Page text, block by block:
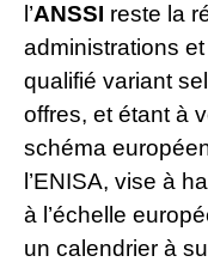
l’ANSSI reste la
administrations
qualifié variant
offres, et étant à
schéma
l’ENISA, vise à
à l’échelle
un calendrier à